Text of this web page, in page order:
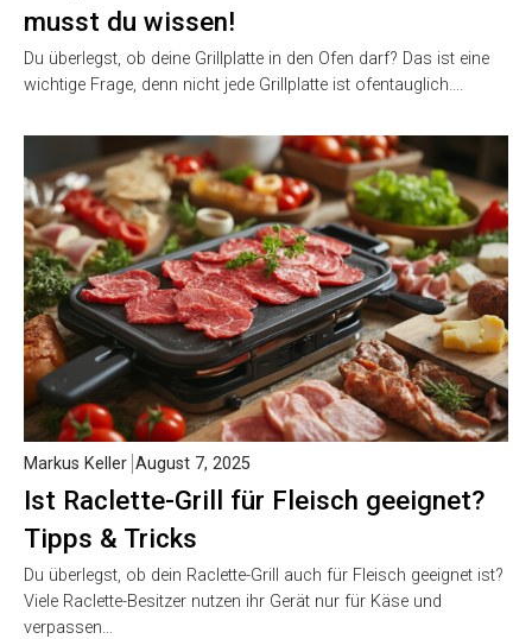
musst du wissen!
Du überlegst, ob deine Grillplatte in den Ofen darf? Das ist eine
wichtige Frage, denn nicht jede Grillplatte ist ofentauglich….
Ist Raclette-Grill für Fleisch geeignet?
Tipps & Tricks
Markus Keller August 7, 2025
Du überlegst, ob dein Raclette-Grill auch für Fleisch geeignet ist?
Viele Raclette-Besitzer nutzen ihr Gerät nur für Käse und
verpassen…